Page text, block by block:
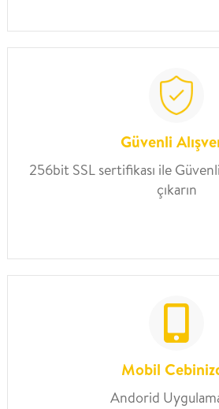
Güvenli
256bit SSL sertifikası ile
çıkarın
Mobil
Andorid